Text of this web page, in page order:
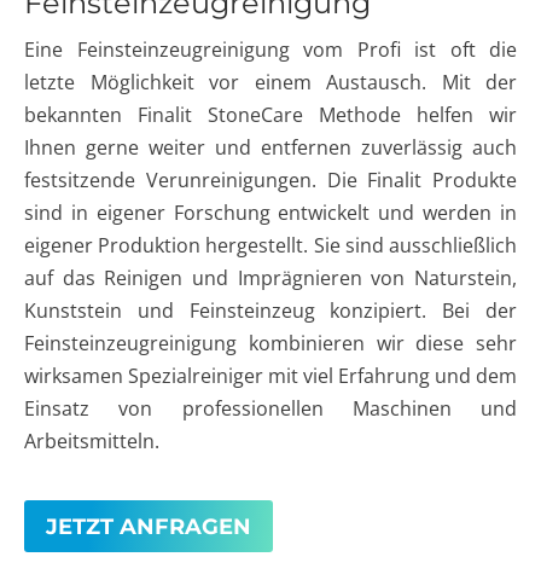
Eine Feinsteinzeugreinigung vom Profi ist oft die
letzte Möglichkeit vor einem Austausch. Mit der
bekannten Finalit StoneCare Methode helfen wir
Ihnen gerne weiter und entfernen zuverlässig auch
festsitzende Verunreinigungen. Die Finalit Produkte
sind in eigener Forschung entwickelt und werden in
eigener Produktion hergestellt. Sie sind ausschließlich
auf das Reinigen und Imprägnieren von Naturstein,
Kunststein und Feinsteinzeug konzipiert. Bei der
Feinsteinzeugreinigung kombinieren wir diese sehr
wirksamen Spezialreiniger mit viel Erfahrung und dem
Einsatz von professionellen Maschinen und
Arbeitsmitteln.
JETZT ANFRAGEN